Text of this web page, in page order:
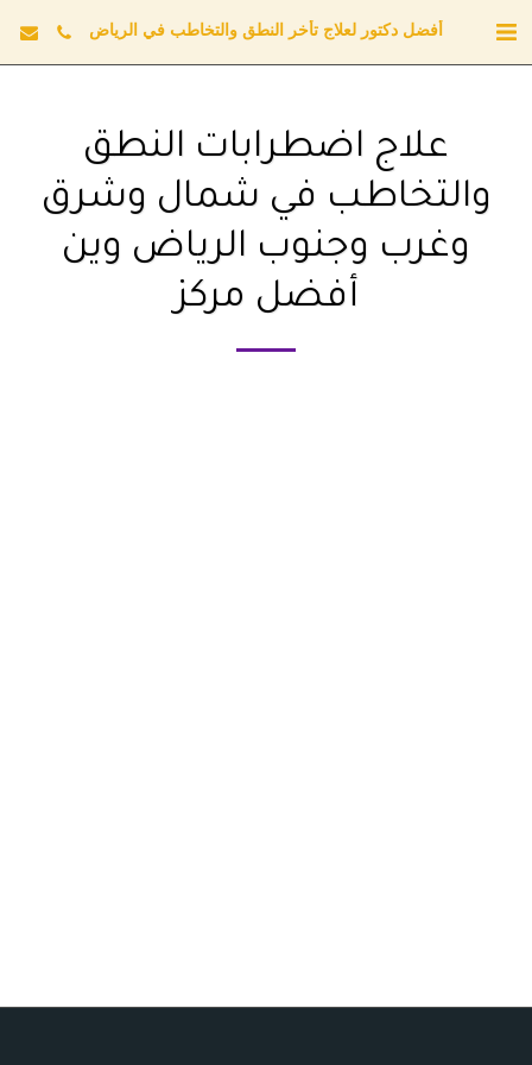
أفضل دكتور لعلاج تأخر النطق والتخاطب في الرياض
علاج اضطرابات النطق
والتخاطب في شمال وشرق
وغرب وجنوب الرياض وين
أفضل مركز